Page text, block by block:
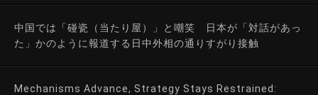
中国では「碰瓷（当たり屋）」と嘲笑 日本が「対話があっ
た」かのように報道する日中外相の通りすがり接触
Mechanisms Advance, Strategy Stays Restrained: